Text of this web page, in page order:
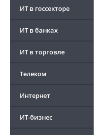
ИТ в госсекторе
ИТ в банках
ИТ в торговле
Телеком
Интернет
ИТ-бизнес